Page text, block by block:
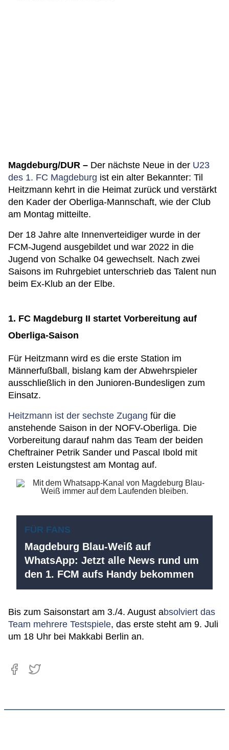
Magdeburg/DUR – Der nächste Neue in der U23
des 1. FC Magdeburg ist ein alter Bekannter: Til
Heitzmann kehrt in die Heimat zurück und verstärkt
den Kader der Oberliga-Mannschaft, wie der Club
am Montag mitteilte.
Der 18 Jahre alte Innenverteidiger wurde in der
FCM-Jugend ausgebildet und war 2022 in die
Jugend von Schalke 04 gewechselt. Nach zwei
Saisons im Ruhrgebiet unterschrieb das Talent nun
beim Ex-Klub an der Elbe.
1. FC Magdeburg II startet Vorbereitung auf
Oberliga-Saison
Für Heitzmann wird es die erste Station im
Männerfußball, bislang kam der Abwehrspieler
ausschließlich in den Junioren-Bundesligen zum
Einsatz.
Heitzmann ist der sechste Zugang für die
anstehende Saison in der NOFV-Oberliga. Die
Vorbereitung darauf nahm das Team der beiden
Cheftrainer Petrik Sander und Pascal Ibold mit
ersten Leistungstest am Montag auf.
FÜR FANS
Magdeburg Blau-Weiß auf
WhatsApp: Jetzt alle News rund um
den 1. FCM aufs Handy bekommen
Bis zum Saisonstart am 3./4. August absolviert das
Team mehrere Testspiele, das erste steht am 9. Juli
um 18 Uhr bei Makkabi Berlin an.